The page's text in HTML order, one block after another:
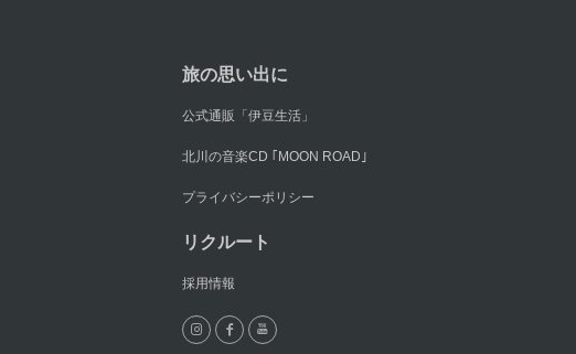
旅の思い出に
公式通販「伊豆生活」
北川の音楽CD ｢MOON ROAD｣
プライバシーポリシー
リクルート
採用情報